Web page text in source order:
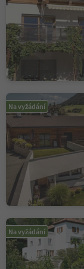
Na vyžádání
Na vyžádání